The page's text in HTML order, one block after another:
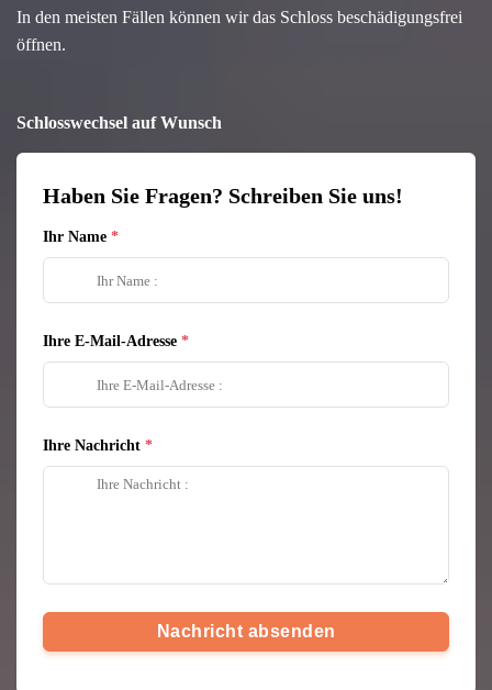
In den meisten Fällen können wir das Schloss beschädigungsfrei
öffnen.
Schlosswechsel auf Wunsch
Haben Sie Fragen? Schreiben Sie uns!
Ihr Name
Ihre E-Mail-Adresse
Ihre Nachricht
Nachricht absenden